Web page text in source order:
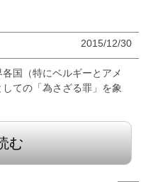
2015/12/30
国（特にベルギーとアメ
ての「為さざる罪」を象
む